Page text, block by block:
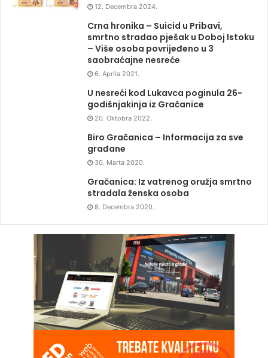
12. Decembra 2024.
Crna hronika – Suicid u Pribavi,
smrtno stradao pješak u Doboj Istoku
– Više osoba povrijeđeno u 3
saobraćajne nesreće
6. Aprila 2021.
U nesreći kod Lukavca poginula 26-
godišnjakinja iz Gračanice
20. Oktobra 2022.
Biro Gračanica – Informacija za sve
građane
30. Marta 2020.
Gračanica: Iz vatrenog oružja smrtno
stradala ženska osoba
8. Decembra 2020.